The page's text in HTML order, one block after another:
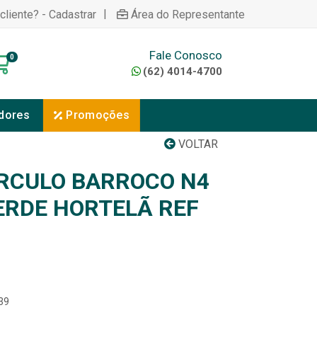
- Cadastrar | Área do Representante
0 Fale Conosco
(62) 4014-4700
Promoções
VOLTAR
BARROCO N4
HORTELÃ REF